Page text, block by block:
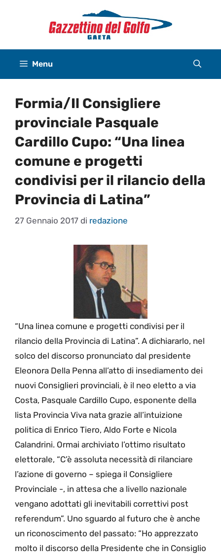
Menu
Formia/Il Consigliere
provinciale Pasquale
Cardillo Cupo: “Una linea
comune e progetti
condivisi per il rilancio della
Provincia di Latina”
27 Gennaio 2017 di redazione
“Una linea comune e progetti condivisi per il
rilancio della Provincia di Latina”. A dichiararlo, nel
solco del discorso pronunciato dal presidente
Eleonora Della Penna all’atto di insediamento dei
nuovi Consiglieri provinciali, è il neo eletto a via
Costa, Pasquale Cardillo Cupo, esponente della
lista Provincia Viva nata grazie all’intuizione
politica di Enrico Tiero, Aldo Forte e Nicola
Calandrini. Ormai archiviato l’ottimo risultato
elettorale, “C’è assoluta necessità di rilanciare
l’azione di governo – spiega il Consigliere
Provinciale -, in attesa che a livello nazionale
vengano adottati gli inevitabili correttivi post
referendum”. Uno sguardo al futuro che è anche
un riconoscimento del passato: “Ho apprezzato
molto il discorso della Presidente che in Consiglio